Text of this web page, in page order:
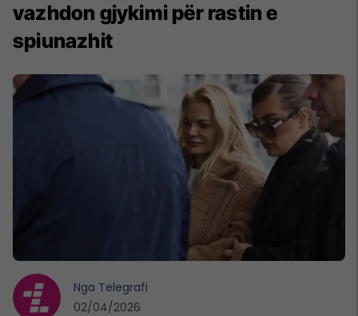
vazhdon gjykimi për rastin e
spiunazhit
Nga Telegrafi
02/04/2026